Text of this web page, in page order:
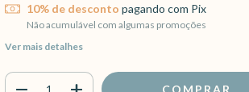
10% de desconto pagando com Pix
Não acumulável com algumas promoções
Ver mais detalhes